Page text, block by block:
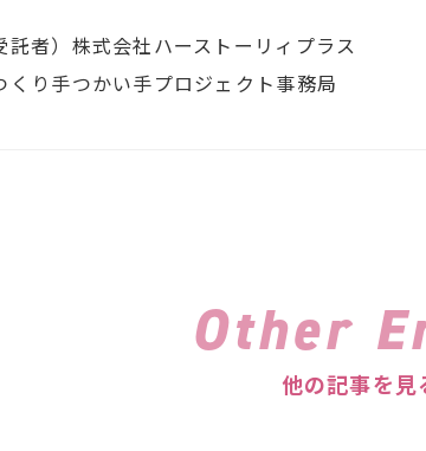
託者）株式会社ハーストーリィプラス
くり手つかい手プロジェクト事務局
Other
他の記事を見